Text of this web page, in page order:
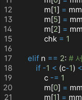
12
13
14
15
16
17
18
19
20
21
m[1] =
m[5] =
m[2] =
chk = 1
elif n == 2: # 서
if -1 < (c-1) <
c -= 1
m[0] =
m[1] =